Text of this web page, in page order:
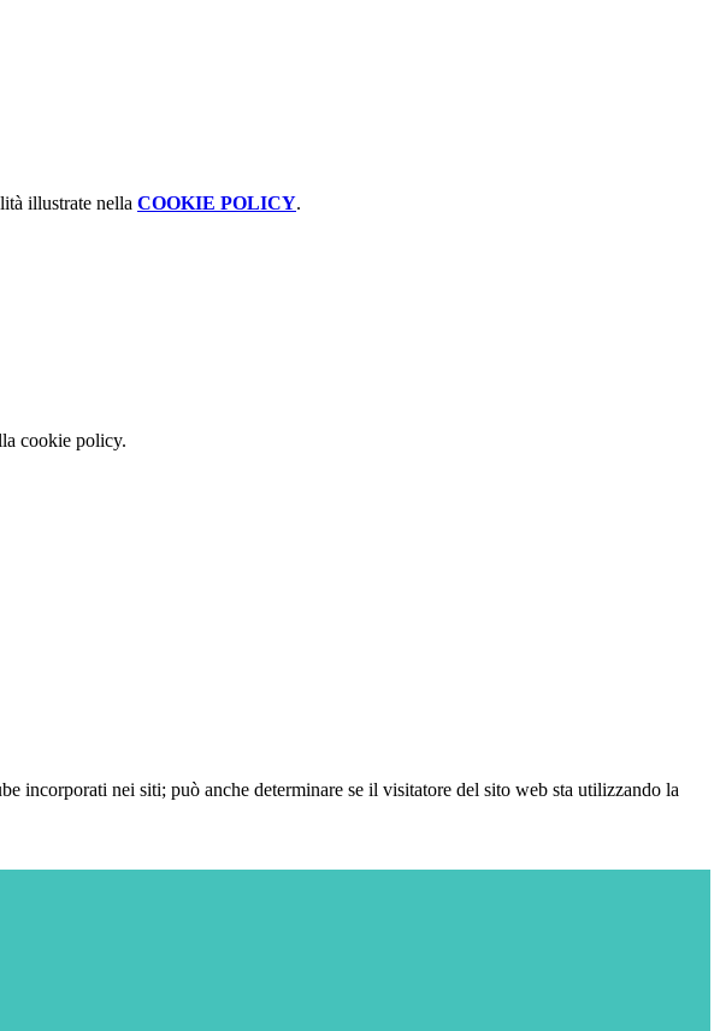
illustrate nella COOKIE POLICY.
cookie policy.
incorporati nei siti; può anche determinare se il visitatore del sito web sta utilizzando la